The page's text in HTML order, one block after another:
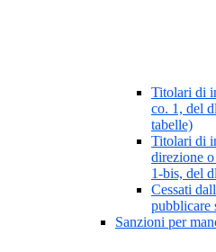
Titolari di
co. 1, del
tabelle)
Titolari di
direzione
1-bis, del
Cessati
pubblicare
Sanzioni per